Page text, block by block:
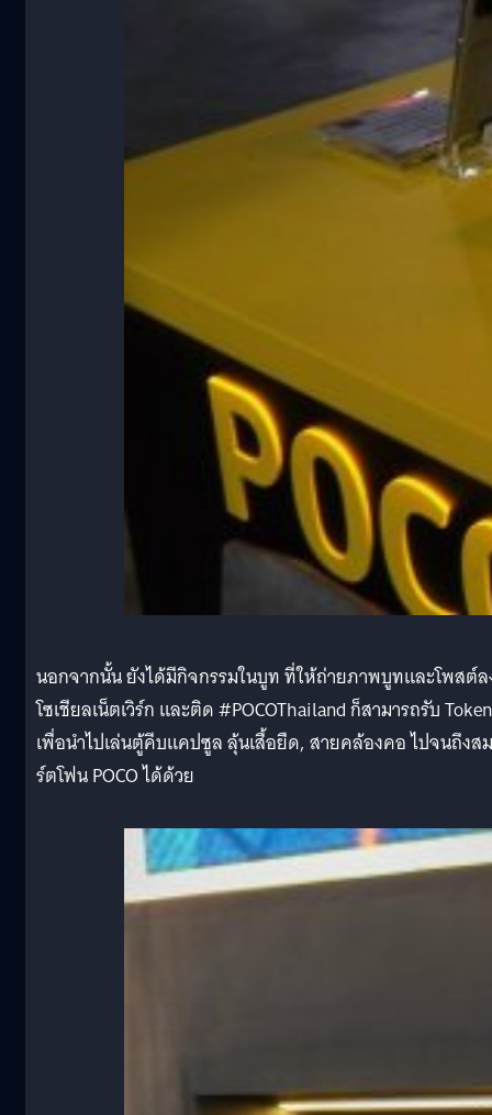
นอกจากนั้น ยังได้มีกิจกรรมในบูท ที่ให้ถ่ายภาพบูทและโพสต์
โซเชียลเน็ตเวิร์ก และติด #POCOThailand ก็สามารถรับ Token
เพื่อนำไปเล่นตู้คีบแคปซูล ลุ้นเสื้อยืด, สายคล้องคอ ไปจนถึงส
ร์ตโฟน POCO ได้ด้วย